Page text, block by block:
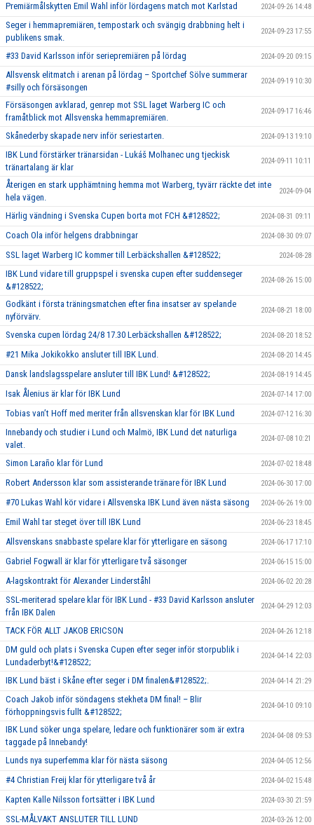
Premiärmålskytten Emil Wahl inför lördagens match mot Karlstad 2024-09-26 14:48
Seger i hemmapremiären, tempostark och svängig drabbning helt i
publikens smak.
2024-09-23 17:55
#33 David Karlsson inför seriepremiären på lördag 2024-09-20 09:15
Allsvensk elitmatch i arenan på lördag – Sportchef Sölve summerar
#silly och försäsongen
2024-09-19 10:30
Försäsongen avklarad, genrep mot SSL laget Warberg IC och
framåtblick mot Allsvenska hemmapremiären.
2024-09-17 16:46
Skånederby skapade nerv inför seriestarten. 2024-09-13 19:10
IBK Lund förstärker tränarsidan - Lukáš Molhanec ung tjeckisk
tränartalang är klar
2024-09-11 10:11
Återigen en stark upphämtning hemma mot Warberg, tyvärr räckte det inte
hela vägen.
2024-09-04
Härlig vändning i Svenska Cupen borta mot FCH &#128522; 2024-08-31 09:11
Coach Ola inför helgens drabbningar 2024-08-30 09:07
SSL laget Warberg IC kommer till Lerbäckshallen &#128522; 2024-08-28
IBK Lund vidare till gruppspel i svenska cupen efter suddenseger
&#128522;
2024-08-26 15:00
Godkänt i första träningsmatchen efter fina insatser av spelande
nyförvärv.
2024-08-21 18:00
Svenska cupen lördag 24/8 17.30 Lerbäckshallen &#128522; 2024-08-20 18:52
#21 Mika Jokikokko ansluter till IBK Lund. 2024-08-20 14:45
Dansk landslagsspelare ansluter till IBK Lund! &#128522; 2024-08-19 14:45
Isak Ålenius är klar för IBK Lund 2024-07-14 17:00
Tobias van’t Hoff med meriter från allsvenskan klar för IBK Lund 2024-07-12 16:30
Innebandy och studier i Lund och Malmö, IBK Lund det naturliga
valet.
2024-07-08 10:21
Simon Laraño klar för Lund 2024-07-02 18:48
Robert Andersson klar som assisterande tränare för IBK Lund 2024-06-30 17:00
#70 Lukas Wahl kör vidare i Allsvenska IBK Lund även nästa säsong 2024-06-26 19:00
Emil Wahl tar steget över till IBK Lund 2024-06-23 18:45
Allsvenskans snabbaste spelare klar för ytterligare en säsong 2024-06-17 17:10
Gabriel Fogwall är klar för ytterligare två säsonger 2024-06-15 15:00
A-lagskontrakt för Alexander Linderståhl 2024-06-02 20:28
SSL-meriterad spelare klar för IBK Lund - #33 David Karlsson ansluter
från IBK Dalen
2024-04-29 12:03
TACK FÖR ALLT JAKOB ERICSON 2024-04-26 12:18
DM guld och plats i Svenska Cupen efter seger inför storpublik i
Lundaderbyt!&#128522;
2024-04-14 22:03
IBK Lund bäst i Skåne efter seger i DM finalen&#128522;. 2024-04-14 21:29
Coach Jakob inför söndagens stekheta DM final! – Blir
förhoppningsvis fullt &#128522;
2024-04-10 09:10
IBK Lund söker unga spelare, ledare och funktionärer som är extra
taggade på Innebandy!
2024-04-08 09:53
Lunds nya superfemma klar för nästa säsong 2024-04-05 12:56
#4 Christian Freij klar för ytterligare två år 2024-04-02 15:48
Kapten Kalle Nilsson fortsätter i IBK Lund 2024-03-30 21:59
SSL-MÅLVAKT ANSLUTER TILL LUND 2024-03-26 12:00